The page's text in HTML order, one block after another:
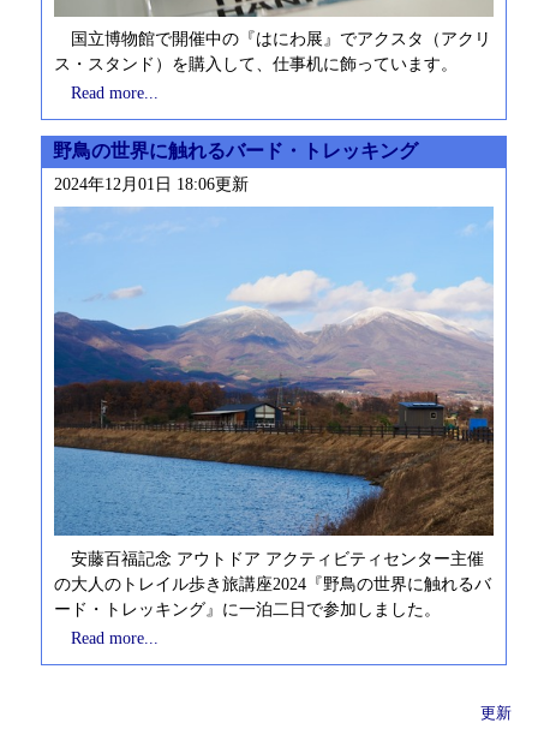
国立博物館で開催中の『はにわ展』でアクスタ（アクリ
ス・スタンド）を購入して、仕事机に飾っています。
Read more...
野鳥の世界に触れるバード・トレッキング
2024年12月01日 18:06更新
安藤百福記念 アウトドア アクティビティセンター主催
の大人のトレイル歩き旅講座2024『野鳥の世界に触れるバ
ード・トレッキング』に一泊二日で参加しました。
Read more...
更新